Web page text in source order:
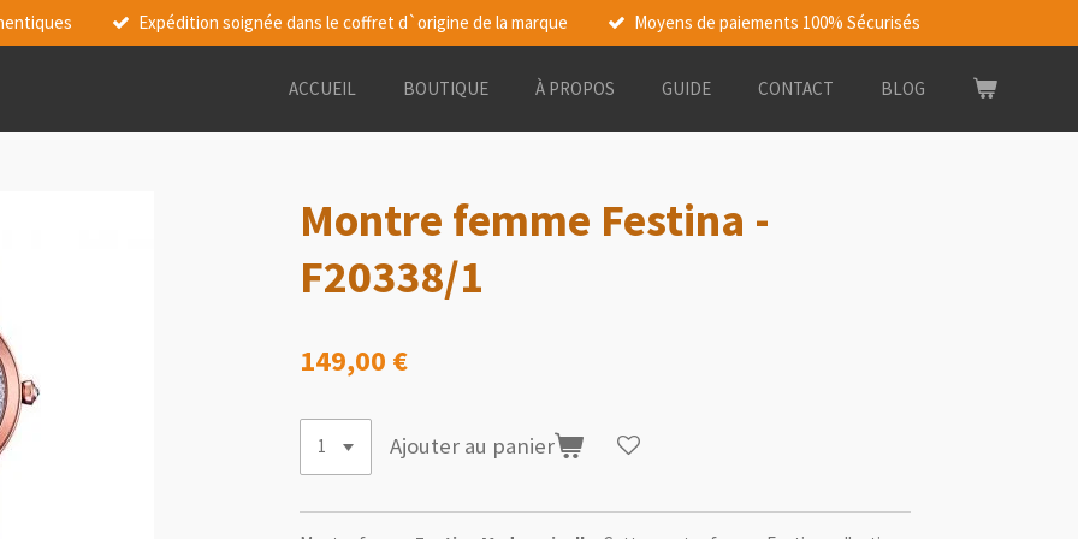
Expédition soignée dans le coffret d`origine de la marque Moyens de paiements 100% Sécurisés
ACCUEIL BOUTIQUE À PROPOS GUIDE CONTACT BLOG
Montre femme Festina -
F20338/1
149,00 €
Ajouter au panier